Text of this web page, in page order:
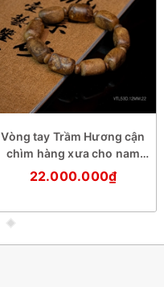
Vòng tay Trầm Hương cận
chìm hàng xưa cho nam
(size trung)
22.000.000₫